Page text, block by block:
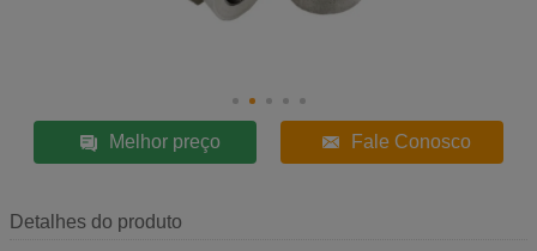
Melhor preço Fale Conosco
Detalhes do produto